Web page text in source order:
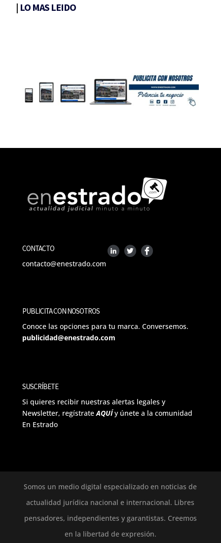
| LO MAS LEIDO
CONTACTO
contacto@enestrado.com
PUBLICITA CON NOSOTROS
Conoce las opciones para tu marca. Conversemos.
publicidad@enestrado.com
SUSCRÍBETE
Si quieres recibir nuestras alertas legales y
Newsletter, regístrateAQUÍ y únete a la comunidad
En Estrado
Somos un medio digital especializado en noticias de
actualidad jurídica nacional e internacional. Libres
pensadores, independientes y garantistas. Creemos
en la libertad de expresión.